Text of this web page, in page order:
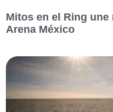
Mitos en el Ring
Arena México